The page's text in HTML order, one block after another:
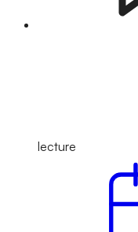
lecture